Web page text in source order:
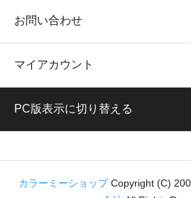
お問い合わせ
マイアカウント
PC版表示に切り替える
カラーミーショップ Copyright (C)